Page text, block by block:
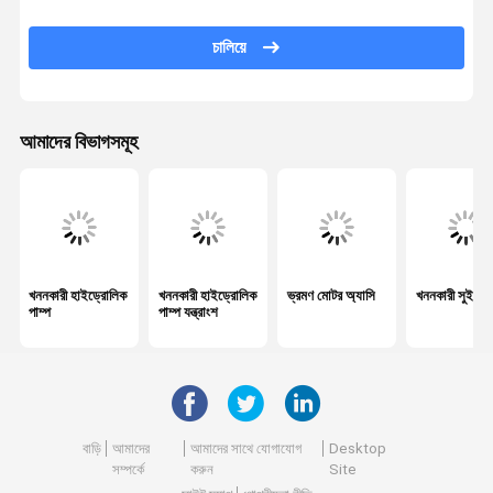
খননকারী নিয়ন্ত্রণ কপাটক
হাইড্রোলিক গিয়ার পাম্প
খননকারী খুচরা যন্ত্রাংশ
খননকারী ত্রাণ ভালভ
চালিয়ে
আমাদের বিভাগসমূহ
খননকারী হাইড্রোলিক
পাম্প
খননকারী হাইড্রোলিক
পাম্প যন্ত্রাংশ
ভ্রমণ মোটর অ্যাসি খননকারী সুইং
বাড়ি
আমাদের
সম্পর্কে
আমাদের সাথে যোগাযোগ
করুন
Desktop
Site